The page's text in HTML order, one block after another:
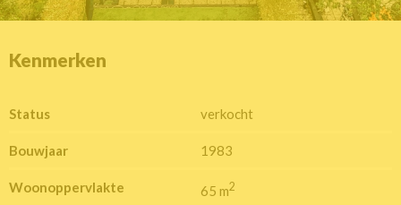
Kenmerken
Status verkocht
Bouwjaar 1983
Woonoppervlakte 65 m2